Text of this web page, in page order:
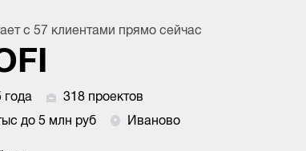
РАБОТА С МАРКЕТПЛЕЙСАМИ
с57 клиентами прямо сейчас
года
318 проектов
до 5 млн руб
Иваново